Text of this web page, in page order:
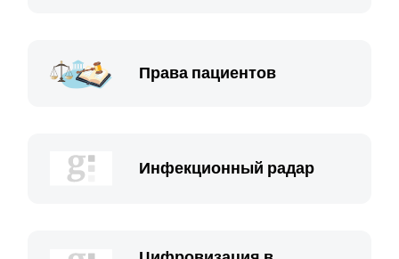
Права пациентов
Инфекционный радар